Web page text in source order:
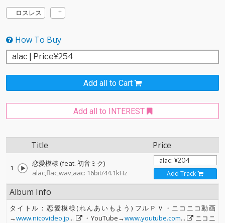
ロスレス
How To Buy
Add all to Cart
Add all to INTEREST
Title Price
1
恋愛模様 (feat. 初音ミク)
alac,flac,wav,aac: 16bit/44.1kHz
Add Track
Album Info
タイトル：恋愛模様(れんあいもよう) フルＰＶ・ニコニコ動画
→www.nicovideo.jp... ・YouTube→www.youtube.com...
ニコニ